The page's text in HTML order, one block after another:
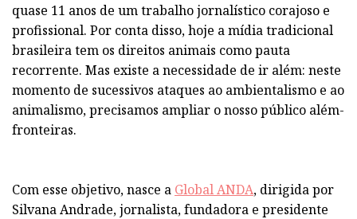
quase 11 anos de um trabalho jornalístico corajoso e
profissional. Por conta disso, hoje a mídia tradicional
brasileira tem os direitos animais como pauta
recorrente. Mas existe a necessidade de ir além: neste
momento de sucessivos ataques ao ambientalismo e ao
animalismo, precisamos ampliar o nosso público além-
fronteiras.
Com esse objetivo, nasce a Global ANDA, dirigida por
Silvana Andrade, jornalista, fundadora e presidente